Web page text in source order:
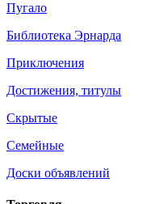
Пугало
Библиотека Эрнарда
Приключения
Достижения, титулы
Скрытые
Семейные
Доски объявлений